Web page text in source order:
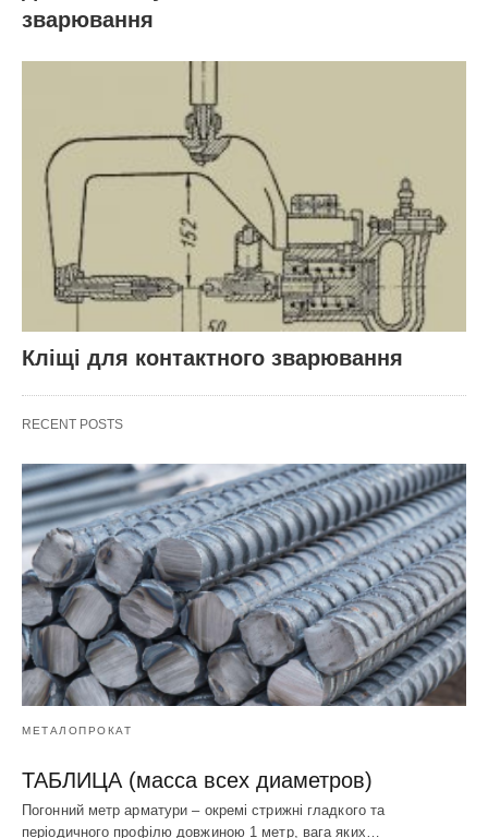
зварювання
Кліщі для контактного зварювання
RECENT POSTS
МЕТАЛОПРОКАТ
ТАБЛИЦА (масса всех диаметров)
Погонний метр арматури – окремі стрижні гладкого та
періодичного профілю довжиною 1 метр, вага яких…